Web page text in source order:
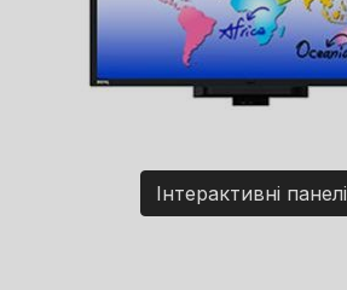
Інтерактивні панелі